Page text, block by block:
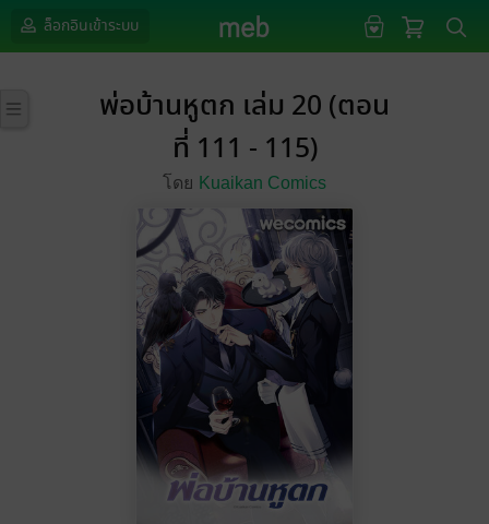
ล็อกอินเข้าระบบ
พ่อบ้านหูตก เล่ม 20 (ตอน
ที่ 111 - 115)
โดย Kuaikan Comics